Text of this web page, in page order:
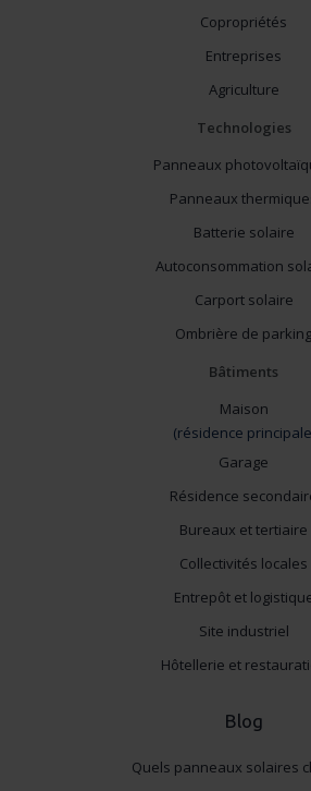
Copropriétés
Entreprises
Agriculture
Technologies
Panneaux
Panneaux
Batterie solaire
Autoconsommation
Carport solaire
Ombrière de parking
Bâtiments
Maison
(résidence
Garage
Résidence
Bureaux et tertiaire
Collectivités locales
Entrepôt et
Site industriel
Hôtellerie et
Blog
Quels panneaux solaires